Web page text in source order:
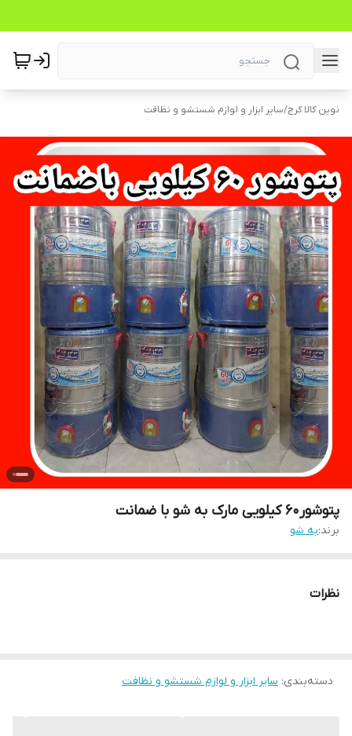
نوین کالا کرج/سایر ابزار و لوازم شستشو و نظافت
پتوشور60 کیلویی مارک به شو با ضمانت
برند:به شو
نظرات
دسته‌بندی: سایر ابزار و لوازم شستشو و نظافت